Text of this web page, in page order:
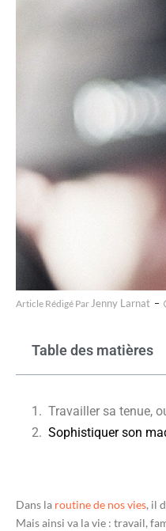
Article Rédigé Par Jenny Larnat
Table des matières
Travailler sa tenue,
Sophistiquer son
Dans la routine de nos vies, il
Mais ainsi va la vie : travail,